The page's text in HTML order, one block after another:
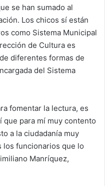
se han sumado al
Los chicos sí están
como Sistema Municipal
de Cultura es
diferentes formas de
del Sistema
fomentar la lectura, es
que para mí muy contento
a la ciudadanía muy
los funcionarios que lo
Manríquez,